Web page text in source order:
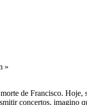
»
de Francisco.
concertos, imagino